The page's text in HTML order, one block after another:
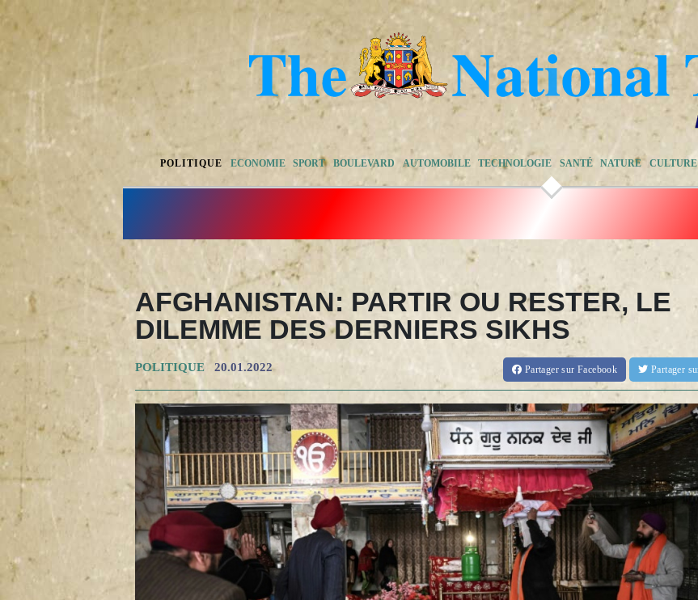
POLITIQUE ECONOMIE SPORT BOULEVARD AUTOMOBILE TECHNOLOGIE SANTÉ NATURE CULTURE
AFGHANISTAN: PARTIR OU RESTER, LE
DILEMME DES DERNIERS SIKHS
POLITIQUE 20.01.2022 Partagersur Facebook Partager